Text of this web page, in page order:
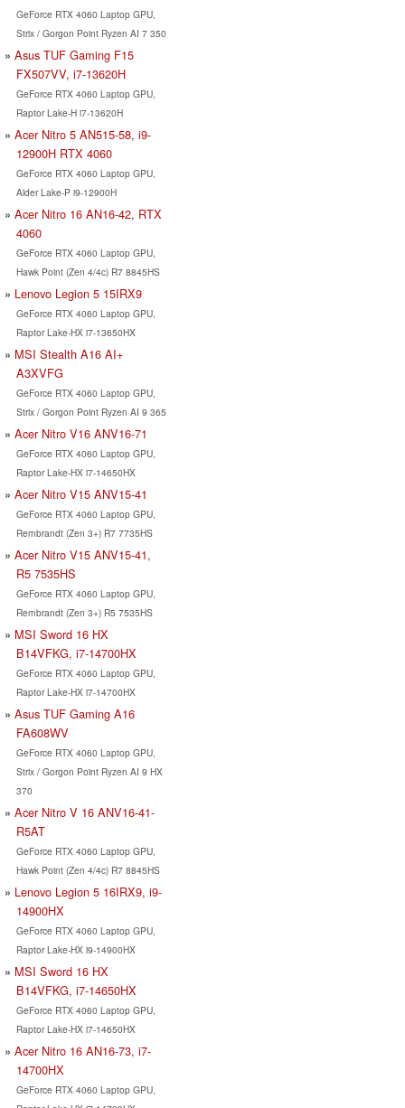
GeForce RTX 4060 Laptop GPU,
Strix / Gorgon Point Ryzen AI 7 350
Asus TUF Gaming F15
FX507VV, i7-13620H
GeForce RTX 4060 Laptop GPU,
Raptor Lake-H i7-13620H
Acer Nitro 5 AN515-58, i9-
12900H RTX 4060
GeForce RTX 4060 Laptop GPU,
Alder Lake-P i9-12900H
Acer Nitro 16 AN16-42, RTX
4060
GeForce RTX 4060 Laptop GPU,
Hawk Point (Zen 4/4c) R7 8845HS
Lenovo Legion 5 15IRX9
GeForce RTX 4060 Laptop GPU,
Raptor Lake-HX i7-13650HX
MSI Stealth A16 AI+
A3XVFG
GeForce RTX 4060 Laptop GPU,
Strix / Gorgon Point Ryzen AI 9 365
Acer Nitro V16 ANV16-71
GeForce RTX 4060 Laptop GPU,
Raptor Lake-HX i7-14650HX
Acer Nitro V15 ANV15-41
GeForce RTX 4060 Laptop GPU,
Rembrandt (Zen 3+) R7 7735HS
Acer Nitro V15 ANV15-41,
R5 7535HS
GeForce RTX 4060 Laptop GPU,
Rembrandt (Zen 3+) R5 7535HS
MSI Sword 16 HX
B14VFKG, i7-14700HX
GeForce RTX 4060 Laptop GPU,
Raptor Lake-HX i7-14700HX
Asus TUF Gaming A16
FA608WV
GeForce RTX 4060 Laptop GPU,
Strix / Gorgon Point Ryzen AI 9 HX
370
Acer Nitro V 16 ANV16-41-
R5AT
GeForce RTX 4060 Laptop GPU,
Hawk Point (Zen 4/4c) R7 8845HS
Lenovo Legion 5 16IRX9, i9-
14900HX
GeForce RTX 4060 Laptop GPU,
Raptor Lake-HX i9-14900HX
MSI Sword 16 HX
B14VFKG, i7-14650HX
GeForce RTX 4060 Laptop GPU,
Raptor Lake-HX i7-14650HX
Acer Nitro 16 AN16-73, i7-
14700HX
GeForce RTX 4060 Laptop GPU,